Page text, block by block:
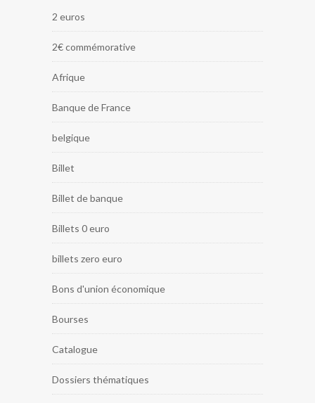
2 euros
2€ commémorative
Afrique
Banque de France
belgique
Billet
Billet de banque
Billets 0 euro
billets zero euro
Bons d'union économique
Bourses
Catalogue
Dossiers thématiques